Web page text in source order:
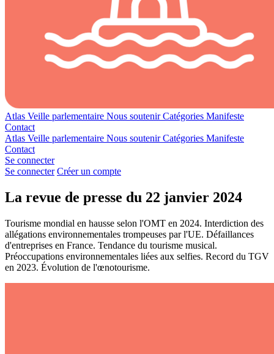
Atlas Veille parlementaire Nous soutenirCatégories Manifeste
Contact
Atlas Veille parlementaire Nous soutenirCatégories Manifeste
Contact
Se connecter
Se connecter Créer un compte
La revue de presse du 22 janvier 2024
Tourisme mondial en hausse selon l'OMT en 2024. Interdiction des
allégations environnementales trompeuses par l'UE. Défaillances
d'entreprises en France. Tendance du tourisme musical.
Préoccupations environnementales liées aux selfies. Record du TGV
en 2023. Évolution de l'œnotourisme.